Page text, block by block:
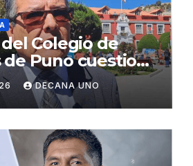
Colegio de
Puno cuestiona
sobre seguridad
DECANA UNO